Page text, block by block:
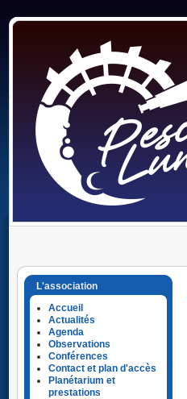
L'association
Accueil
Actualités
Agenda
Observations
Conférences
Contact et plan d'accès
Planétarium et
prestations